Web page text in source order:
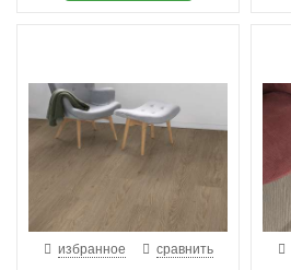
избранное сравнить